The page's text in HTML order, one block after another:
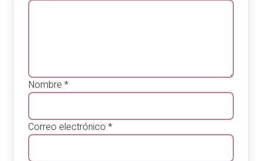
Nombre *
Correo electrónico *